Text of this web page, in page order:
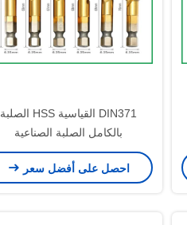
DIN371 القياسية HSS الصلبة
بالكامل الصلبة الصناعية
احصل على أفضل سعر